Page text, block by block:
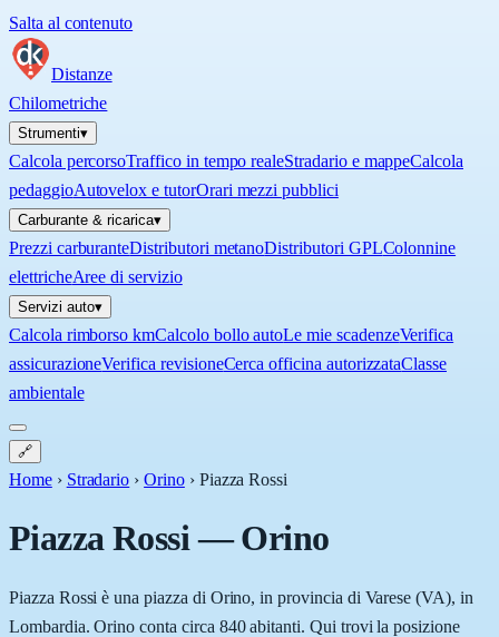
Salta al contenuto
Distanze
Chilometriche
Strumenti▾
Calcola percorsoTraffico in tempo realeStradario e mappeCalcola
pedaggioAutovelox e tutorOrari mezzi pubblici
Carburante & ricarica▾
Prezzi carburanteDistributori metanoDistributori GPLColonnine
elettricheAree di servizio
Servizi auto▾
Calcola rimborso kmCalcolo bollo autoLe mie scadenzeVerifica
assicurazioneVerifica revisioneCerca officina autorizzataClasse
ambientale
🔗
Home › Stradario › Orino › Piazza Rossi
Piazza Rossi—Orino
Piazza Rossi è una piazza di Orino, in provincia di Varese (VA), in
Lombardia. Orino conta circa 840 abitanti. Qui trovi la posizione